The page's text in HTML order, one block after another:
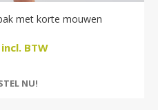
met korte mouwen
BTW
NU!